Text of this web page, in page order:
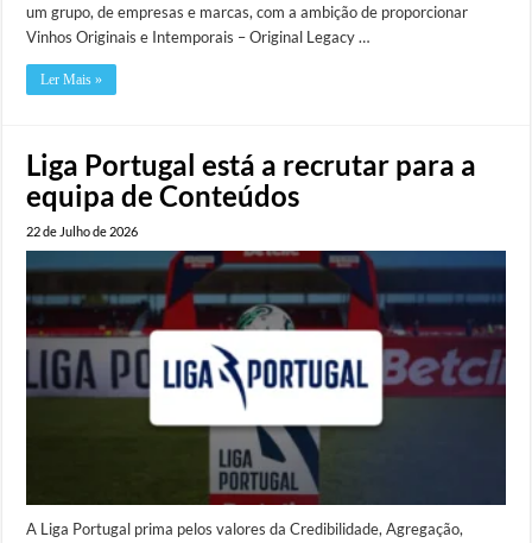
um grupo, de empresas e marcas, com a ambição de proporcionar
Vinhos Originais e Intemporais – Original Legacy …
Ler Mais »
Liga Portugal está a recrutar para a
equipa de Conteúdos
22 de Julho de 2026
A Liga Portugal prima pelos valores da Credibilidade, Agregação,